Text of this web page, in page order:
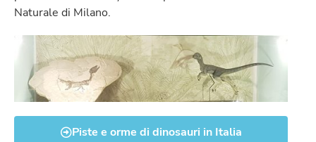
Naturale di Milano.
Piste e orme di dinosauri in Italia